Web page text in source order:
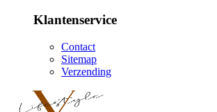
Klantenservice
Contact
Sitemap
Verzending